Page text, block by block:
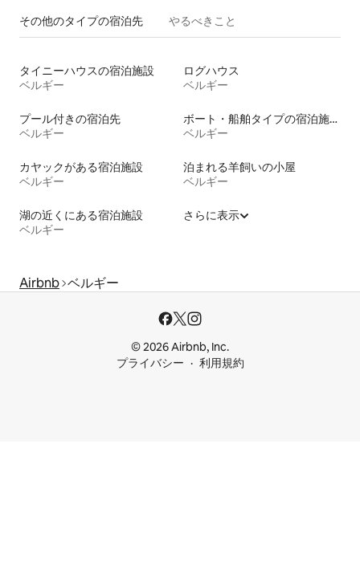
その他のタ⁠イ⁠プ⁠の宿⁠泊⁠先 やるべきこと
タイニーハウスの宿泊施設
ベルギー
ログハウス
ベルギー
プール付きの宿泊先
ベルギー
ボート・船舶タイプの宿泊施設
ベルギー
カヤックがある宿泊施設
ベルギー
泊まれる羊飼いの小屋
ベルギー
湖の近くにある宿泊施設
ベルギー
さらに表示
Airbnb ベルギー
© 2026 Airbnb, Inc.
プライバシー
利用規約